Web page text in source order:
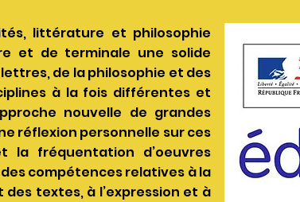
littérature et philosophie
et de terminale une solide
de la philosophie et des
à la fois différentes et
nouvelle de grandes
réflexion personnelle sur ces
la fréquentation d’oeuvres
compétences relatives à la
textes, à l’expression et à